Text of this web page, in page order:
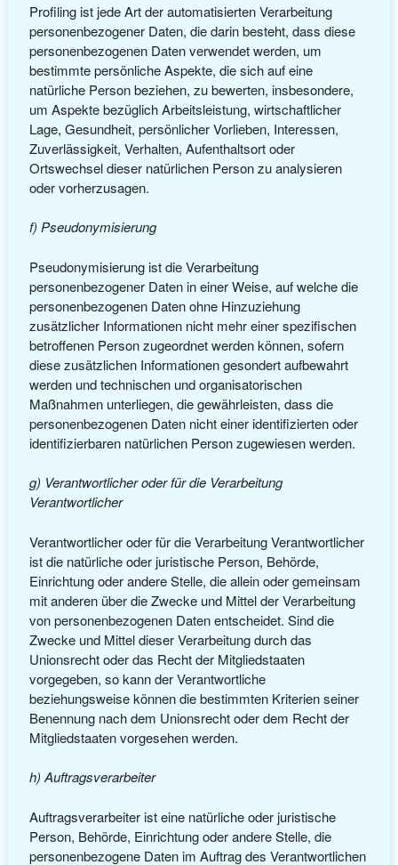
Profiling ist jede Art der automatisierten Verarbeitung
personenbezogener Daten, die darin besteht, dass diese
personenbezogenen Daten verwendet werden, um
bestimmte persönliche Aspekte, die sich auf eine
natürliche Person beziehen, zu bewerten, insbesondere,
um Aspekte bezüglich Arbeitsleistung, wirtschaftlicher
Lage, Gesundheit, persönlicher Vorlieben, Interessen,
Zuverlässigkeit, Verhalten, Aufenthaltsort oder
Ortswechsel dieser natürlichen Person zu analysieren
oder vorherzusagen.
f) Pseudonymisierung
Pseudonymisierung ist die Verarbeitung
personenbezogener Daten in einer Weise, auf welche die
personenbezogenen Daten ohne Hinzuziehung
zusätzlicher Informationen nicht mehr einer spezifischen
betroffenen Person zugeordnet werden können, sofern
diese zusätzlichen Informationen gesondert aufbewahrt
werden und technischen und organisatorischen
Maßnahmen unterliegen, die gewährleisten, dass die
personenbezogenen Daten nicht einer identifizierten oder
identifizierbaren natürlichen Person zugewiesen werden.
g) Verantwortlicher oder für die Verarbeitung
Verantwortlicher
Verantwortlicher oder für die Verarbeitung Verantwortlicher
ist die natürliche oder juristische Person, Behörde,
Einrichtung oder andere Stelle, die allein oder gemeinsam
mit anderen über die Zwecke und Mittel der Verarbeitung
von personenbezogenen Daten entscheidet. Sind die
Zwecke und Mittel dieser Verarbeitung durch das
Unionsrecht oder das Recht der Mitgliedstaaten
vorgegeben, so kann der Verantwortliche
beziehungsweise können die bestimmten Kriterien seiner
Benennung nach dem Unionsrecht oder dem Recht der
Mitgliedstaaten vorgesehen werden.
h) Auftragsverarbeiter
Auftragsverarbeiter ist eine natürliche oder juristische
Person, Behörde, Einrichtung oder andere Stelle, die
personenbezogene Daten im Auftrag des Verantwortlichen